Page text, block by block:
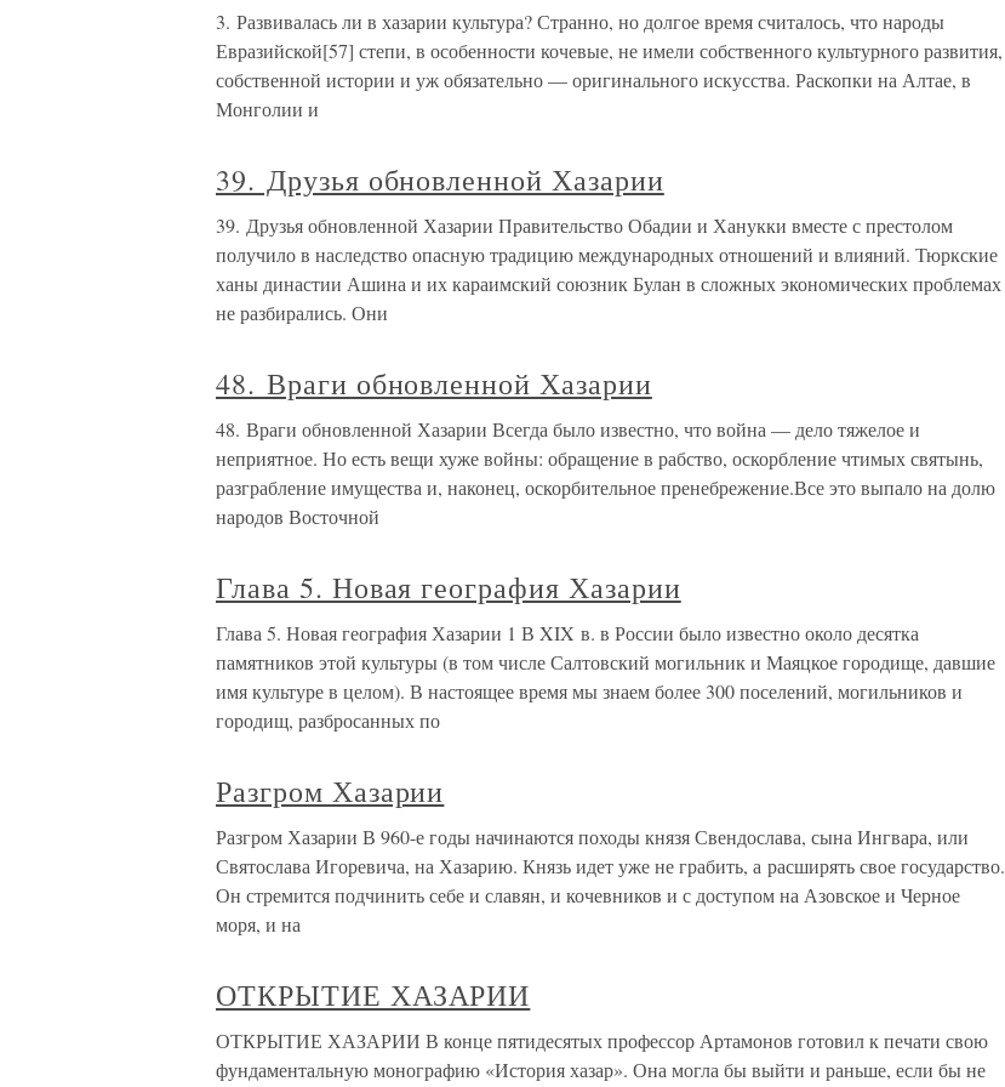
3. Развивалась ли в хазарии культура? Странно, но долгое время считалось, что народы
Евразийской[57] степи, в особенности кочевые, не имели собственного культурного развития,
собственной истории и уж обязательно — оригинального искусства. Раскопки на Алтае, в
Монголии и
39. Друзья обновленной Хазарии
39. Друзья обновленной Хазарии Правительство Обадии и Ханукки вместе с престолом
получило в наследство опасную традицию международных отношений и влияний. Тюркские
ханы династии Ашина и их караимский союзник Булан в сложных экономических проблемах
не разбирались. Они
48. Враги обновленной Хазарии
48. Враги обновленной Хазарии Всегда было известно, что война — дело тяжелое и
неприятное. Но есть вещи хуже войны: обращение в рабство, оскорбление чтимых святынь,
разграбление имущества и, наконец, оскорбительное пренебрежение.Все это выпало на долю
народов Восточной
Глава 5. Новая география Хазарии
Глава 5. Новая география Хазарии 1 В XIX в. в России было известно около десятка
памятников этой культуры (в том числе Салтовский могильник и Маяцкое городище, давшие
имя культуре в целом). В настоящее время мы знаем более 300 поселений, могильников и
городищ, разбросанных по
Разгром Хазарии
Разгром Хазарии В 960-е годы начинаются походы князя Свендослава, сына Ингвара, или
Святослава Игоревича, на Хазарию. Князь идет уже не грабить, а расширять свое государство.
Он стремится подчинить себе и славян, и кочевников и с доступом на Азовское и Черное
моря, и на
ОТКРЫТИЕ ХАЗАРИИ
ОТКРЫТИЕ ХАЗАРИИ В конце пятидесятых профессор Артамонов готовил к печати свою
фундаментальную монографию «История хазар». Она могла бы выйти и раньше, если бы не